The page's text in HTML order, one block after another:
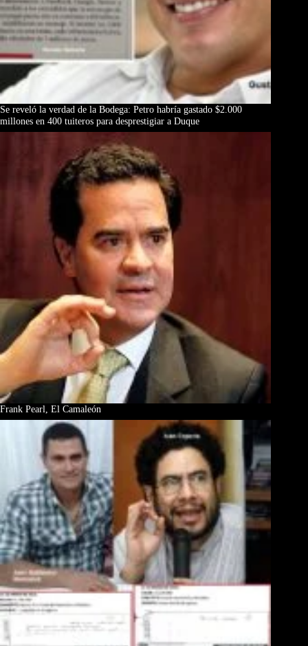
Se reveló la verdad de la Bodega: Petro habría gastado $2.000
millones en 400 tuiteros para desprestigiar a Duque
Frank Pearl, El Camaleón